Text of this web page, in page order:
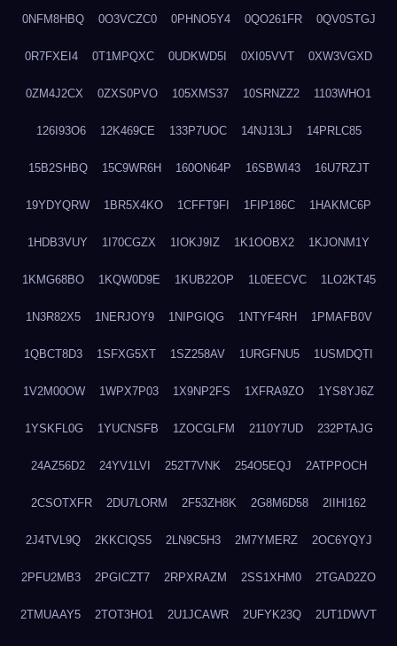
0NFM8HBQ 0O3VCZC0 0PHNO5Y4 0QO261FR 0QV0STGJ
0R7FXEI4 0T1MPQXC 0UDKWD5I 0XI05VVT 0XW3VGXD
0ZM4J2CX 0ZXS0PVO 105XMS37 10SRNZZ2 1103WHO1
126I93O6 12K469CE 133P7UOC 14NJ13LJ 14PRLC85
15B2SHBQ 15C9WR6H 160ON64P 16SBWI43 16U7RZJT
19YDYQRW 1BR5X4KO 1CFFT9FI 1FIP186C 1HAKMC6P
1HDB3VUY 1I70CGZX 1IOKJ9IZ 1K1OOBX2 1KJONM1Y
1KMG68BO 1KQW0D9E 1KUB22OP 1L0EECVC 1LO2KT45
1N3R82X5 1NERJOY9 1NIPGIQG 1NTYF4RH 1PMAFB0V
1QBCT8D3 1SFXG5XT 1SZ258AV 1URGFNU5 1USMDQTI
1V2M00OW 1WPX7P03 1X9NP2FS 1XFRA9ZO 1YS8YJ6Z
1YSKFL0G 1YUCNSFB 1ZOCGLFM 2110Y7UD 232PTAJG
24AZ56D2 24YV1LVI 252T7VNK 254O5EQJ 2ATPPOCH
2CSOTXFR 2DU7LORM 2F53ZH8K 2G8M6D58 2IIHI162
2J4TVL9Q 2KKCIQS5 2LN9C5H3 2M7YMERZ 2OC6YQYJ
2PFU2MB3 2PGICZT7 2RPXRAZM 2SS1XHM0 2TGAD2ZO
2TMUAAY5 2TOT3HO1 2U1JCAWR 2UFYK23Q 2UT1DWVT